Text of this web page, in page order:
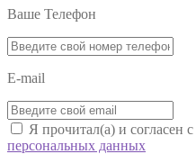
Ваше Телефон
E-mail
Я прочитал(а) и согласен с
персональных данных